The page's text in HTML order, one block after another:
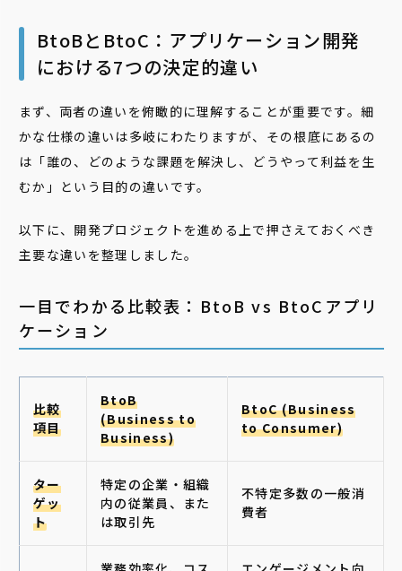
BtoBとBtoC：アプリケーション開発
における7つの決定的違い
まず、両者の違いを俯瞰的に理解することが重要です。細
かな仕様の違いは多岐にわたりますが、その根底にあるの
は「誰の、どのような課題を解決し、どうやって利益を生
むか」という目的の違いです。
以下に、開発プロジェクトを進める上で押さえておくべき
主要な違いを整理しました。
一目でわかる比較表：BtoB vs BtoCアプリ
ケーション
比較
項目
BtoB
(Business to
Business)
BtoC (Business
to Consumer)
ター
ゲッ
ト
特定の企業・組織
内の従業員、また
は取引先
不特定多数の一般消
費者